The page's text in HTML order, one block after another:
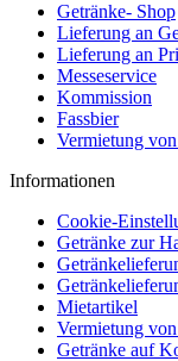
Getränke- Shop
Lieferung an
Lieferung an
Messeservice
Kommission
Fassbier
Vermietung
Informationen
Cookie-
Getränke zur
Mietartikel
Vermietung
Getränke auf